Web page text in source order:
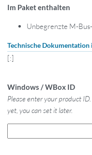
Im Paket enthalten
Unbegrenzte M-
Technische
[:]
Windows / WBox ID
Please enter your product
yet, you can set it later.